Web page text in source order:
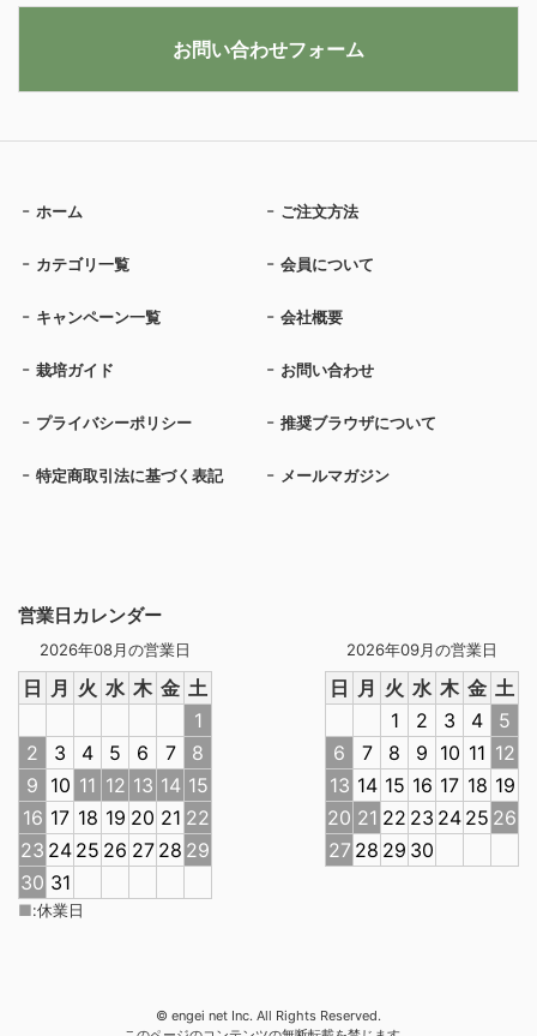
営業日カレンダー
2026年08月の営業日
日 月 火 水 木 金 土
1
2
3 4 5 6 7
8
9 10 11 12 13 14 15
16 17 18 19 20 21 22
23 24 25 26 27 28 29
30 31
2026年09月の営業日
日 月 火 水 木 金 土
1
2 3 4
5
6
7 8 9 10 11 12
13 14 15 16 17 18 19
20 21 22 23 24 25 26
27 28 29 30
■:休業日
ホーム ご注文方法
カテゴリ一覧 会員について
キャンペーン一覧 会社概要
栽培ガイド お問い合わせ
プライバシーポリシー 推奨ブラウザについて
特定商取引法に基づく表記 メールマガジン
お問い合わせフォーム
© engei net Inc. All Rights Reserved.